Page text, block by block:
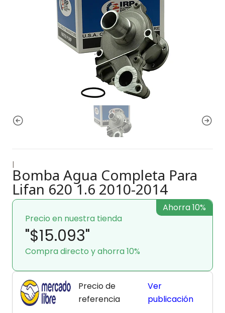
|
Bomba Agua Completa Para
Lifan 620 1.6 2010-2014
Precio en nuestra tienda
"$15.093"
Compra directo y ahorra 10%
Ahorra 10%
Precio de
referencia
Ver
publicación